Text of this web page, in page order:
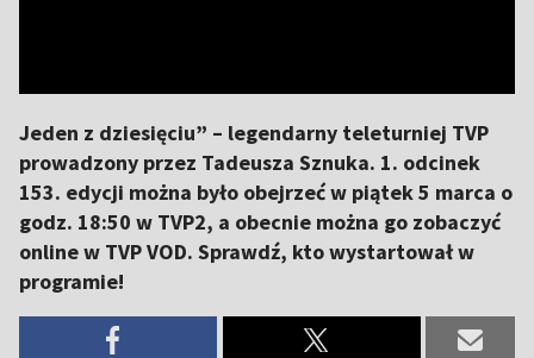
Jeden z dziesięciu” – legendarny teleturniej TVP
prowadzony przez Tadeusza Sznuka. 1. odcinek
153. edycji można było obejrzeć w piątek 5 marca o
godz. 18:50 w TVP2, a obecnie można go zobaczyć
online w TVP VOD. Sprawdź, kto wystartował w
programie!